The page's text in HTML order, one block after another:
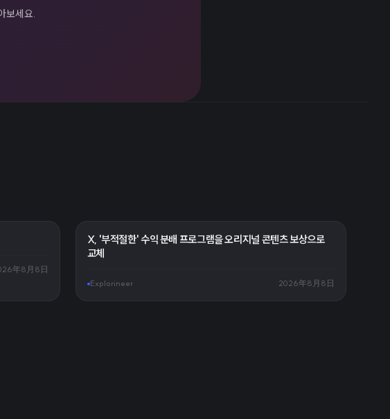
보세요.
年8月8日
X, '부적절한' 수익 분배 프로그램을 오리지널 콘텐츠 보상으로
교체
Explorineer 2026年8月8日